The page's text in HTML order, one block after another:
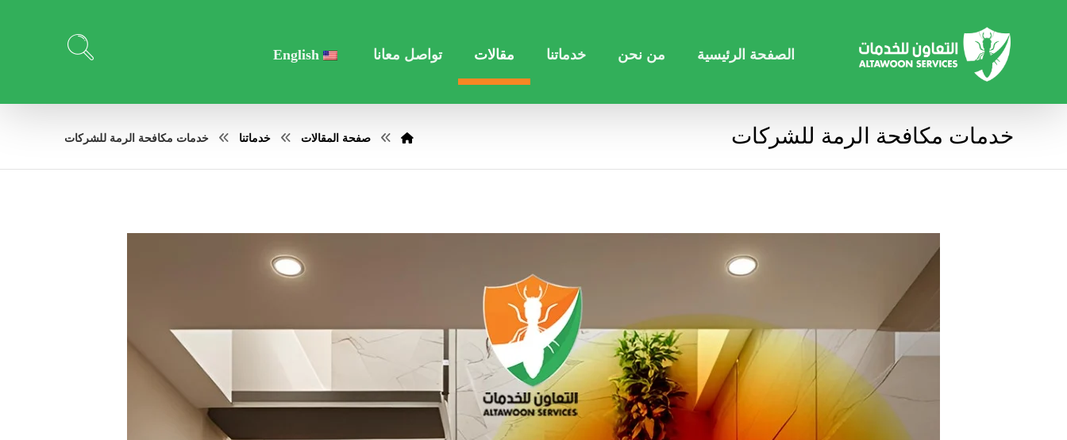
الصفحة الرئيسية من نحن خدماتنا مقالات تواصل معانا English
خدمات مكافحة الرمة للشركات صفحة المقالات خدماتنا خدمات مكافحة الرمة للشركات